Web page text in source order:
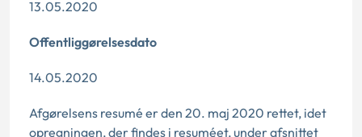
13.05.2020
Offentliggørelsesdato
14.05.2020
Afgørelsens resumé er den 20. maj 2020 rettet, idet
opregningen, der findes i resuméet, under afsnittet